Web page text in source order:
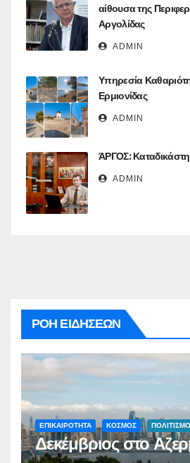
αίθουσα της
Αργολίδας
ADMIN
Υπηρεσία
Ερμιονίδας
ADMIN
ΆΡΓΟΣ:
ADMIN
ΡΟΗ ΕΙΔΗΣΕΩΝ
ΕΠΙΚΑΙΡΟΤΗΤΑ ΚΟΣΜΟΣ
Δεκέμβριος στο